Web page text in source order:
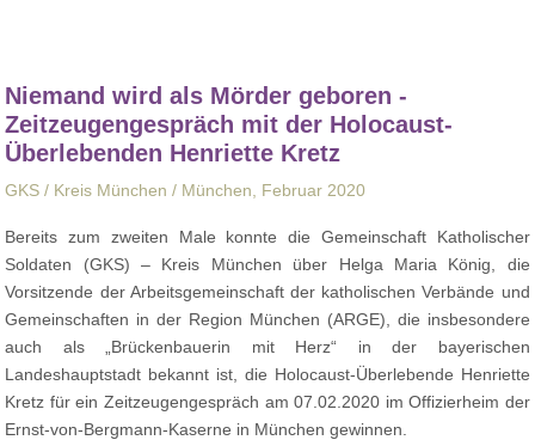
Niemand wird als Mörder geboren -
Zeitzeugengespräch mit der Holocaust-
Überlebenden Henriette Kretz
GKS / Kreis München / München, Februar 2020
Bereits zum zweiten Male konnte die Gemeinschaft Katholischer
Soldaten (GKS) – Kreis München über Helga Maria König, die
Vorsitzende der Arbeitsgemeinschaft der katholischen Verbände und
Gemeinschaften in der Region München (ARGE), die insbesondere
auch als „Brückenbauerin mit Herz“ in der bayerischen
Landeshauptstadt bekannt ist, die Holocaust-Überlebende Henriette
Kretz für ein Zeitzeugengespräch am 07.02.2020 im Offizierheim der
Ernst-von-Bergmann-Kaserne in München gewinnen.